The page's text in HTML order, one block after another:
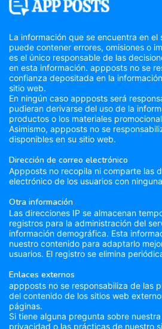
La información que se encuentra en
puede contener errores, omisiones o
es el único responsable de las
en esta información. appposts no se
confianza depositada en la
sitio web.
En ningún caso appposts será
pudieran derivarse del uso de la
productos o los materiales
Asimismo, appposts no se
disponibles en su sitio web.
Dirección de correo electrónico
Appposts no recopila ni comparte las
electrónico de los usuarios con
Otra información
Las direcciones IP se almacenan
registros para la administración del
información demográfica. Esta
nuestro contenido para adaptarlo
usuarios. El registro se elimina
Enlaces externos
appposts no se responsabiliza de las
del contenido de los sitios web
páginas.
Si tiene alguna pregunta sobre
privacidad o las prácticas de nuestro